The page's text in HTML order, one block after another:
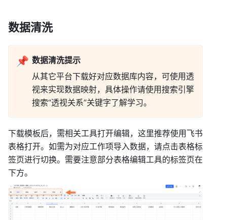
数据清洗
📌 数据清洗提示
从其它平台下载好对应数据库内容，可使用透
视来实现数据映射，具体操作请使用搜索引擎
搜索“透视关系”关键字了解学习。
下载模板后，需相关工具打开编辑，这里推荐使用飞书
表格打开。如需为对应工作项导入数据，请点击表格标
签页进行切换。需要注意部分表格编辑工具的标签页在
下方。